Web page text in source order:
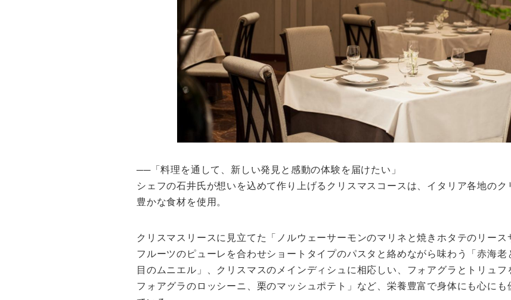
──「料理を通して、新しい発見と感動の体験を届けたい」
シェフの石井氏が想いを込めて作り上げるクリスマスコースは、イタリア各地の
豊かな食材を使用。
クリスマスリースに見立てた「ノルウェーサーモンのマリネと焼きホタテのリー
フルーツのピューレを合わせショートタイプのパスタと絡めながら味わう「赤海
目のムニエル」、クリスマスのメインディシュに相応しい、フォアグラとトリュ
フォアグラのロッシーニ、栗のマッシュポテト」など、栄養豊富で身体にも心に